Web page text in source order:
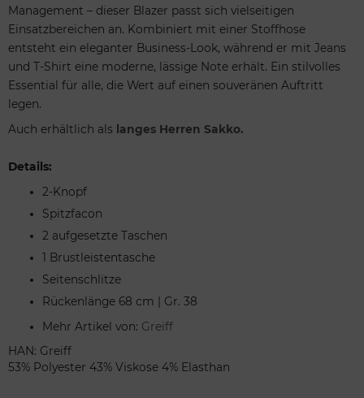
Management – dieser Blazer passt sich vielseitigen
Einsatzbereichen an. Kombiniert mit einer Stoffhose
entsteht ein eleganter Business-Look, während er mit Jeans
und T-Shirt eine moderne, lässige Note erhält. Ein stilvolles
Essential für alle, die Wert auf einen souveränen Auftritt
legen.
Auch erhältlich als
langes Herren Sakko.
Details:
2-Knopf
Spitzfacon
2 aufgesetzte Taschen
1 Brustleistentasche
Seitenschlitze
Rückenlänge 68 cm | Gr. 38
Mehr Artikel von: Greiff
HAN: Greiff
53% Polyester 43% Viskose 4% Elasthan